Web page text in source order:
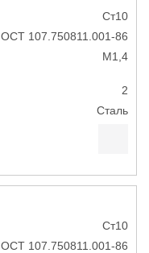
Ст10
ОСТ 107.750811.001-86
М1,4
2
Сталь
Ст10
ОСТ 107.750811.001-86